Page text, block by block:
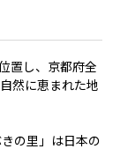
置し、京都府全
然に恵まれた地
の里」は日本の